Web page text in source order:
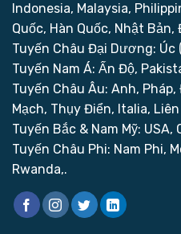
Indonesia, Malaysia,
Quốc, Hàn Quốc, Nhật Bản,
Tuyến Châu Đại Dương: Úc
Tuyến Nam Á: Ấn Độ,
Tuyến Châu Âu: Anh,
Mạch, Thụy Điển, Italia,
Tuyến Bắc & Nam Mỹ:
Tuyến Châu Phi: Nam Phi,
Rwanda,.